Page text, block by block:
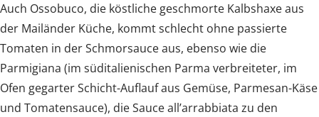
Auch Ossobuco, die köstliche geschmorte Kalbshaxe aus
der Mailänder Küche, kommt schlecht ohne passierte
Tomaten in der Schmorsauce aus, ebenso wie die
Parmigiana (im süditalienischen Parma verbreiteter, im
Ofen gegarter Schicht-Auflauf aus Gemüse, Parmesan-Käse
und Tomatensauce), die Sauce all’arrabbiata zu den